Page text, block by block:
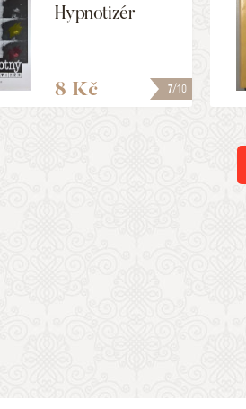
7/10
Hypnotizér
8 Kč